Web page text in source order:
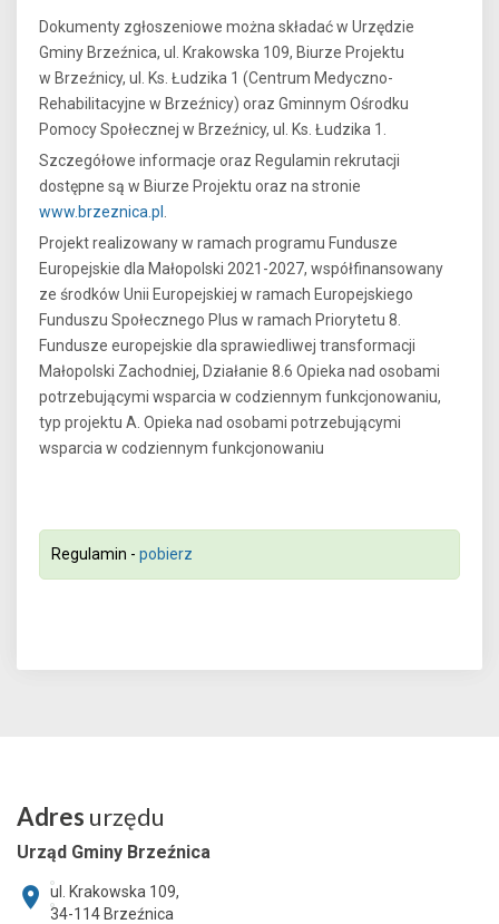
Dokumenty zgłoszeniowe można składać w Urzędzie
Gminy Brzeźnica, ul. Krakowska 109, Biurze Projektu
w Brzeźnicy, ul. Ks. Łudzika 1 (Centrum Medyczno-
Rehabilitacyjne w Brzeźnicy) oraz Gminnym Ośrodku
Pomocy Społecznej w Brzeźnicy, ul. Ks. Łudzika 1.
Szczegółowe informacje oraz Regulamin rekrutacji
dostępne są w Biurze Projektu oraz na stronie
www.brzeznica.pl
Projekt realizowany w ramach programu Fundusze
Europejskie dla Małopolski 2021-2027, współfinansowany
ze środków Unii Europejskiej w ramach Europejskiego
Funduszu Społecznego Plus w ramach Priorytetu 8.
Fundusze europejskie dla sprawiedliwej transformacji
Małopolski Zachodniej, Działanie 8.6 Opieka nad osobami
potrzebującymi wsparcia w codziennym funkcjonowaniu,
typ projektu A. Opieka nad osobami potrzebującymi
wsparcia w codziennym funkcjonowaniu
Regulamin - pobierz
Adres urzędu
Urząd Gminy Brzeźnica
ul. Krakowska 109,
34-114 Brzeźnica